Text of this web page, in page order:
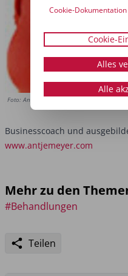
Foto: Antje Meyer
Businesscoach und
www.antjemeyer.com
Mehr zu den
#Behandlungen
Teilen
Cookie-Dokumentation
Cookie-
Alles
Alle